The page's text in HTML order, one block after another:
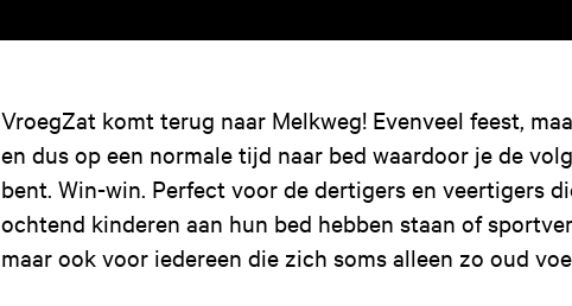
VroegZat komt terug naar Melkweg! Evenveel feest,
en dus op een normale tijd naar bed waardoor je de
bent. Win-win. Perfect voor de dertigers en veertigers
ochtend kinderen aan hun bed hebben staan of
maar ook voor iedereen die zich soms alleen zo oud